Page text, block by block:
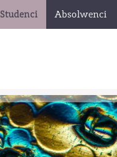
Studenci Absolwenci